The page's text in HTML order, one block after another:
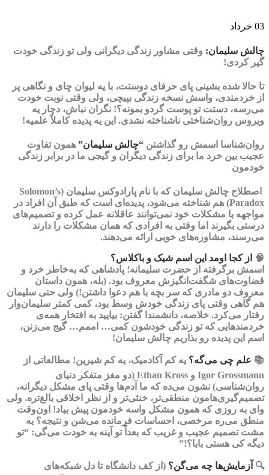
03 خرداد
چالش سلیمان: وقتی مشاور زندگی دیگرانی ولی تو زندگی خودت
گیر کردی!
تا حالا شده بشینی پای حرفای دوستت، با یه لیوان چای و نگاهی پر
از خردمندی، واسش نسخه زندگی بپیچی، ولی وقتی نوبت خودت
می‌رسه، دستت تو پوست گردو بمونه؟! نگران نباش، دچار یه
ویروس روان‌شناختی ناشناخته نشدی. این یه پدیده کاملاً علمیه!
روان‌شناسا اسمش رو گذاشتن “چالش سلیمان” همون تفاوت
عجیب بین خرد ما برای زندگی دیگران و گیجی ما در برابر زندگی
خودمون
اصطلاح چالش سلیمانکه با نام پارادوکس سلیمان (Solomon’s
Paradox) هم شناخته می‌شود،
پدیده‌ای است که طبق آن افراد در
مواجهه با مشکلات خود نمی‌توانند عاقلانه عمل کرده و تصمیم‌های
درستی بگیرند اما وقتی به افرادی که همان مشکلات را دارند
می‌رسند، مشاوره‌های خوبی ارائه می‌دهند.
🧠 از کجا اومد این اسم شیک و باکلاس؟
اسمش برگرفته از حضرت سلیمانه؛ پادشاهی که به‌خاطر خرد و
قضاوت‌های شگفت‌انگیزش معروف بود. (بله، همون داستان
معروف دو مادری که سر بچه با هم دعوا داشتن!) ولی حتی سلیمان
هم گاهی وقتی پای زندگی خودش وسط بود، کمی کمتر سلیمان‌وار
رفتار می‌کرد. خلاصه، دانشمندا گفتن: بیایید به افتخار همه‌ی
خردمندهایی که تو زندگی خودشون کمی… اممم… گیج می‌زنن،
اسم این پدیده رو بذاریم چالش سلیمان!
📚 علم چی می‌گه؟ یه کم آکادمیک، یه کم شیرین! مطالعاتی از
Igor Grossmann و Ethan Kross (دو مغز متفکر دنیای
روان‌شناسی) نشون می‌ده که ما آدم‌ها وقتی پای مشکل دیگرانه،
تصمیم‌گیری‌هامون منطقی‌تر، خنثی‌تر و از نظر اخلاقی بالغ‌تره. ولی
وای به روزی که همون مشکل واسه خودمون پیش بیاد! اون‌وقت
منطق می‌ره مرخصی، احساسات فرمانده می‌شن و نتیجه؟ یه
مشت تصمیم عجیب و غریب که بعداً تو آینه به خودت می‌گی: “تو
دیگه کی‌ هستی بابا؟!”
🔍 آزمایش‌ها چه می‌گن؟ (از کف دانشگاه تا دل شبکه‌های